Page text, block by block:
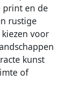
print en de
rustige
voor
kunst
of